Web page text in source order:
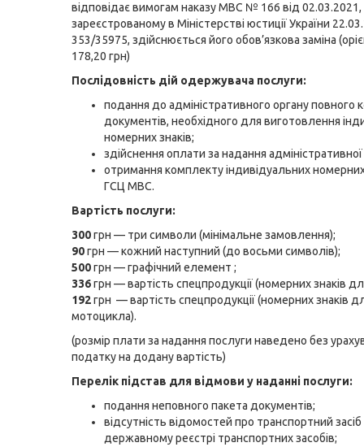
відповідає вимогам наказу МВС № 166 від 02.03.2021,
зареєстрованому в Міністерстві юстиції України
353/35975, здійснюється його обов’язкова заміна
178,20 грн)
Послідовність дій одержувача послуги:
подання до адміністративного органу повного
документів, необхідного для виготовлення
номерних знаків;
здійснення оплати за надання
отримання комплекту індивідуальних номерних
ГСЦ МВС.
Вартість послуги:
300грн — три символи (мінімальне замовлення);
90грн — кожний наступний (до восьми символів);
500грн — графічний елемент ;
336грн — вартість спецпродукції (номерних знаків
192грн — вартість спецпродукції (номерних знаків
мотоцикла).
(розмір плати за надання послуги наведено без
податку на додану вартість)
Перелік підстав для відмови у наданні послуги:
подання неповного пакета документів;
відсутність відомостей про транспортний
державному реєстрі транспортних засобів;